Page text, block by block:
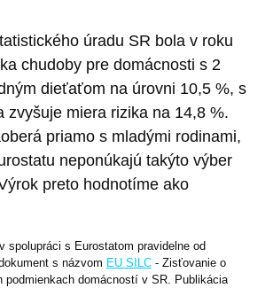
úradu SR bola v roku
chudoby pre domácnosti s 2
dieťaťom na úrovni 10,5 %, s
zvyšuje miera rizika na 14,8 %.
priamo s mladými rodinami,
neponúkajú takýto výber
preto hodnotíme ako
spolupráci s Eurostatom pravidelne od
s názvom EU SILC - Zisťovanie o
podmienkach domácností v SR. Publikácia